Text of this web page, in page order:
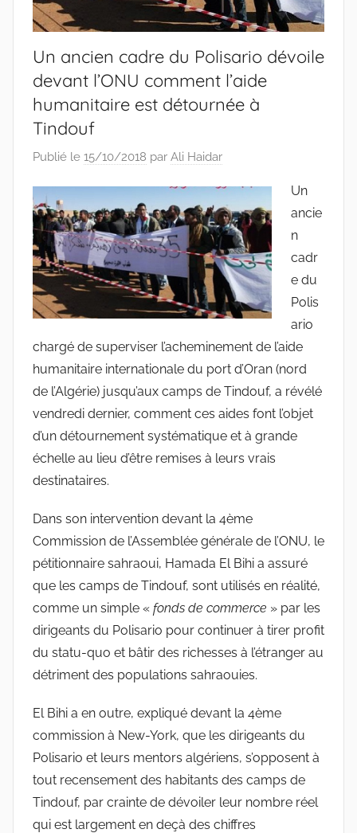
Un ancien cadre du Polisario dévoile
devant l’ONU comment l’aide
humanitaire est détournée à
Tindouf
Publié le 15/10/2018 par Ali Haidar
Un
ancie
n
cadr
e du
Polis
ario
chargé de superviser l’acheminement de l’aide
humanitaire internationale du port d’Oran (nord
de l’Algérie) jusqu’aux camps de Tindouf, a révélé
vendredi dernier, comment ces aides font l’objet
d’un détournement systématique et à grande
échelle au lieu d’être remises à leurs vrais
destinataires.
Dans son intervention devant la 4ème
Commission de l’Assemblée générale de l’ONU, le
pétitionnaire sahraoui, Hamada El Bihi a assuré
que les camps de Tindouf, sont utilisés en réalité,
comme un simple « fonds de commerce » par les
dirigeants du Polisario pour continuer à tirer profit
du statu-quo et bâtir des richesses à l’étranger au
détriment des populations sahraouies.
El Bihi a en outre, expliqué devant la 4ème
commission à New-York, que les dirigeants du
Polisario et leurs mentors algériens, s’opposent à
tout recensement des habitants des camps de
Tindouf, par crainte de dévoiler leur nombre réel
qui est largement en deçà des chiffres